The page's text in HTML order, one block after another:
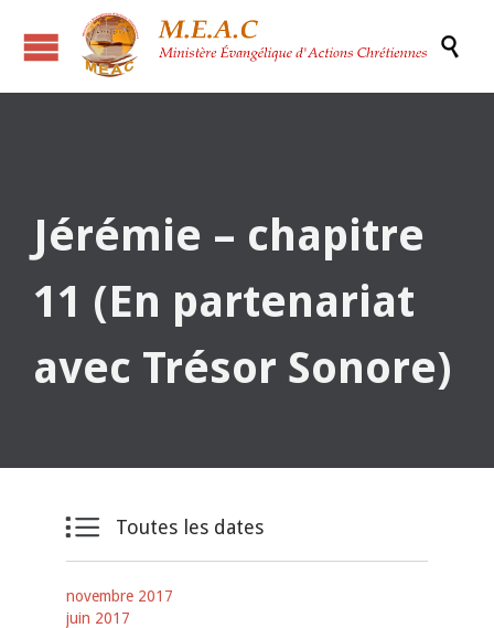

Jérémie – chapitre
11 (En partenariat
avec Trésor Sonore)
 Toutes les dates
novembre 2017
juin 2017